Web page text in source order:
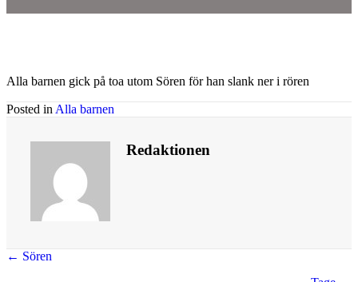
Alla barnen gick på toa utom Sören för han slank ner i rören
Posted in Alla barnen
Redaktionen
Posts
← Sören